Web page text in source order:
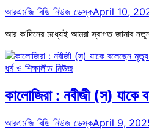
আরএমজি বিডি নিউজ ডেস্কApril 10,
আর ক’দিনের মধ্যেই আমরা স্বাগত জানাব
ধর্ম ও শিক্ষালীড নিউজ
কালোজিরা : নবীজী (স) যাকে
আরএমজি বিডি নিউজ ডেস্কApril 9,